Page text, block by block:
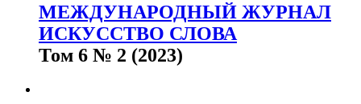
МЕЖДУНАРОДНЫЙ ЖУРНАЛ
ИСКУССТВО СЛОВА
Том 6 № 2 (2023)